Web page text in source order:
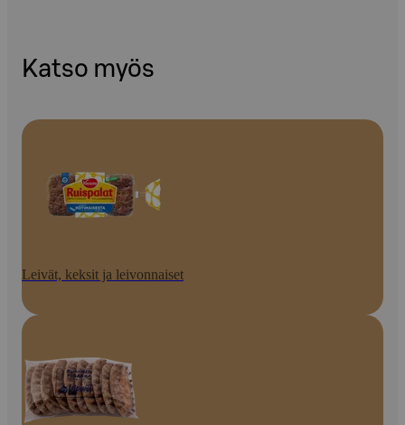
Katso myös
Leivät, keksit ja leivonnaiset